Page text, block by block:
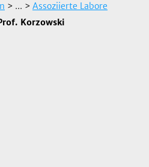
> ... > Assoziierte Labore
Korzowski